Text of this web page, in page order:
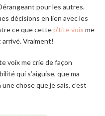
pour les autres.
décisions en lien avec les
ce que cettep’tite voixme
arrivé. Vraiment!
voix me crie de façon
qui s’aiguise, que ma
chose que je sais, c’est